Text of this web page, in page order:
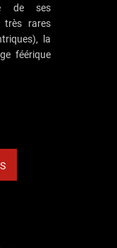
de ses
très rares
la
féérique